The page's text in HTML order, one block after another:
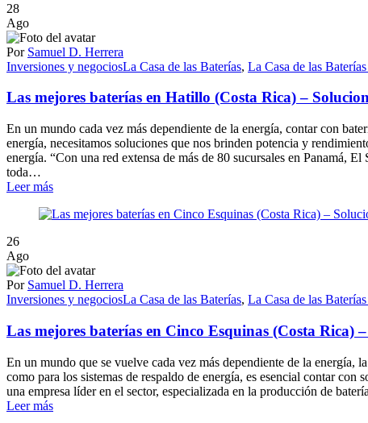
28
Ago
Por Samuel D. Herrera
Inversiones y negociosLa Casa de las Baterías, La Casa de las
Las mejores baterías en Hatillo (Costa Rica) –
En un mundo cada vez más dependiente de la energía, contar con
energía, necesitamos soluciones que nos brinden potencia y
energía. “Con una red extensa de más de 80 sucursales en Panamá,
toda…
Leer más
26
Ago
Por Samuel D. Herrera
Inversiones y negociosLa Casa de las Baterías, La Casa de las
Las mejores baterías en Cinco Esquinas (Costa Rica)
En un mundo que se vuelve cada vez más dependiente de la
como para los sistemas de respaldo de energía, es esencial contar
una empresa líder en el sector, especializada en la producción de
Leer más